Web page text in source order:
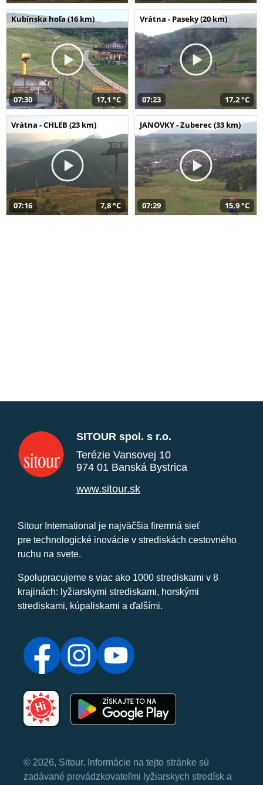
Kubínska hoľa (16 km)
07:30 17,1 °C
Vrátna - Paseky (20 km)
07:23 17,2 °C
Vrátna - CHLEB (23 km)
07:16 7,8 °C
JANOVKY - Zuberec (33 km)
07:29 15,9 °C
SITOUR spol. s r.o.
Terézie Vansovej 10
974 01 Banská Bystrica
www.sitour.sk
Sitour International je najväčšia firemná sieť
pre technologické inovácie v strediskách cestovného
ruchu na svete.
Spolupracujeme s viac ako 1000 strediskami v 8
krajinách: lyžiarskymi strediskami, horskými
strediskami, kúpaliskami a ďalšími.
© 2026, Sitour. Informácie na tejto stránke sú
zadávané prevádzkovateľmi lyžiarskych stredísk a